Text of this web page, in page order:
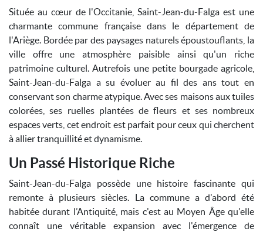
Située au cœur de l'Occitanie, Saint-Jean-du-Falga est une
charmante commune française dans le département de
l'Ariège. Bordée par des paysages naturels époustouflants, la
ville offre une atmosphère paisible ainsi qu'un riche
patrimoine culturel. Autrefois une petite bourgade agricole,
Saint-Jean-du-Falga a su évoluer au fil des ans tout en
conservant son charme atypique. Avec ses maisons aux tuiles
colorées, ses ruelles plantées de fleurs et ses nombreux
espaces verts, cet endroit est parfait pour ceux qui cherchent
à allier tranquillité et dynamisme.
Un Passé Historique Riche
Saint-Jean-du-Falga possède une histoire fascinante qui
remonte à plusieurs siècles. La commune a d'abord été
habitée durant l’Antiquité, mais c'est au Moyen Âge qu'elle
connaît une véritable expansion avec l'émergence de